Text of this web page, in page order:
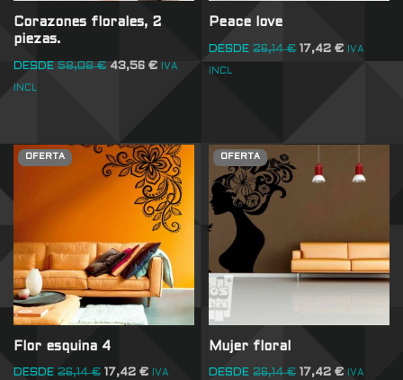
Corazones florales, 2
piezas.
DESDE 58,08€ 43,56 € IVA
INCL
Peace love
DESDE 26,14€ 17,42€ IVA
INCL
OFERTA
Flor esquina 4
DESDE 26,14€ 17,42 € IVA
OFERTA
Mujer floral
DESDE 26,14€ 17,42€ IVA